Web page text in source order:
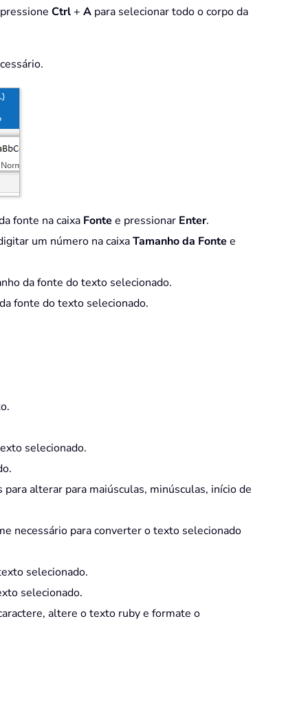
Ctrl+ A para selecionar todo o corpo da
fonte na caixa Fonte e pressionar Enter.
um número na caixaTamanho da Fonte e
da fonte do texto selecionado.
fonte do texto selecionado.
selecionado.
para alterar para maiúsculas, minúsculas, início de
necessário para converter o texto selecionado
selecionado.
selecionado.
altere o texto ruby e formate o